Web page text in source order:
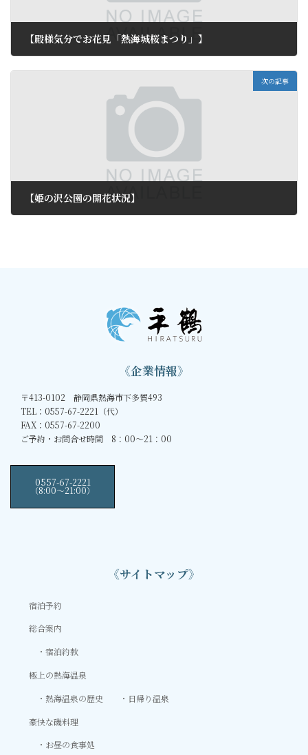
【殿様気分でお花見「熱海城桜まつり」】
次の記事
【姫の沢公園の開花状況】
《企業情報》
〒413-0102 静岡県熱海市下多賀493
TEL：0557-67-2221（代）
FAX：0557-67-2200
ご予約・お問合せ時間 8：00～21：00
0557-67-2221
（8:00〜21:00）
《サイトマップ》
宿泊予約
総合案内
宿泊約款
極上の熱海温泉
熱海温泉の歴史
日帰り温泉
豪快な磯料理
お昼の食事処